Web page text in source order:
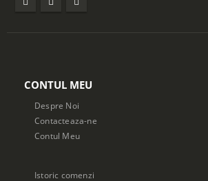
CONTUL MEU
Despre Noi
Contacteaza-ne
Contul Meu
Istoric comenzi